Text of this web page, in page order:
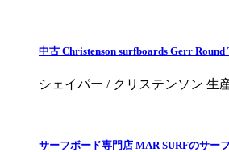
中古 Christenson surfboards Gerr Round
シェイパー / クリステンソン
サーフボード専門店 MAR SURFのサー